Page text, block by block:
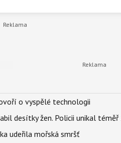
o vyspělé technologii
desítky žen. Policii unikal
udeřila mořská smršť